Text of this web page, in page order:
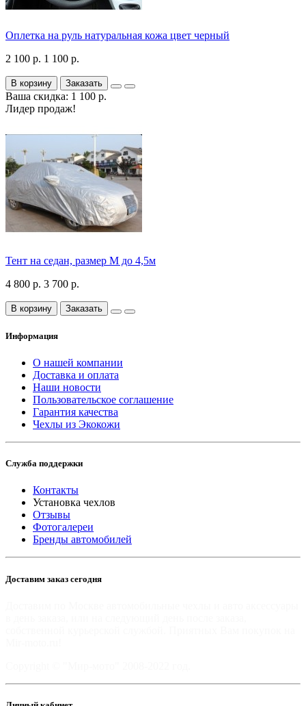
Оплетка на руль натуральная кожа цвет черный
2 100 р. 1 100 р.
В корзину Заказать
Ваша скидка: 1 100 р.
Лидер продаж!
Тент на седан, размер М до 4,5м
4 800 р. 3 700 р.
В корзину Заказать
Информация
О нашей компании
Доставка и оплата
Наши новости
Пользовательское соглашение
Гарантия качества
Чехлы из Экокожи
Служба поддержки
Контакты
Установка чехлов
Отзывы
Фотогалереи
Бренды автомобилей
Доставим заказ сегодня